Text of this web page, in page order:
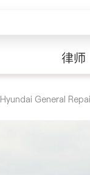
律师
General